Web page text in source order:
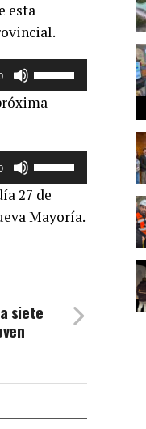
esta
teclas
arriba/abajo
para
aumentar
o
teclas
de
o
27 de
Mayoría.
siete